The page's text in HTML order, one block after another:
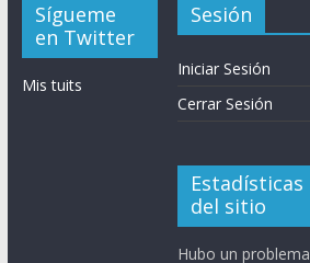
Sígueme
en Twitter
Mis tuits
Sesión
Iniciar Sesión
Cerrar Sesión
Estadísticas
del sitio
Hubo un problema